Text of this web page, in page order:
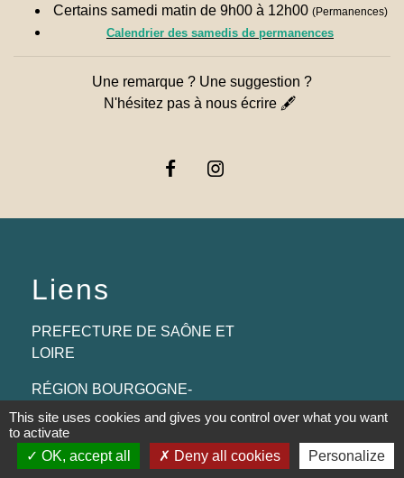
Certains samedi matin de 9h00 à 12h00 (Permanences)
Calendrier des samedis de permanences
Une remarque ? Une suggestion ?
N'hésitez pas à nous écrire 🖋
Liens
PREFECTURE DE SAÔNE ET
LOIRE
RÉGION BOURGOGNE-
FRANCHE-COMTE
CONSEIL DÉPARTEMENTAL DE
SAÔNE ET LOIRE
This site uses cookies and gives you control over what you want
to activate
OK, accept all
Deny all cookies Personalize